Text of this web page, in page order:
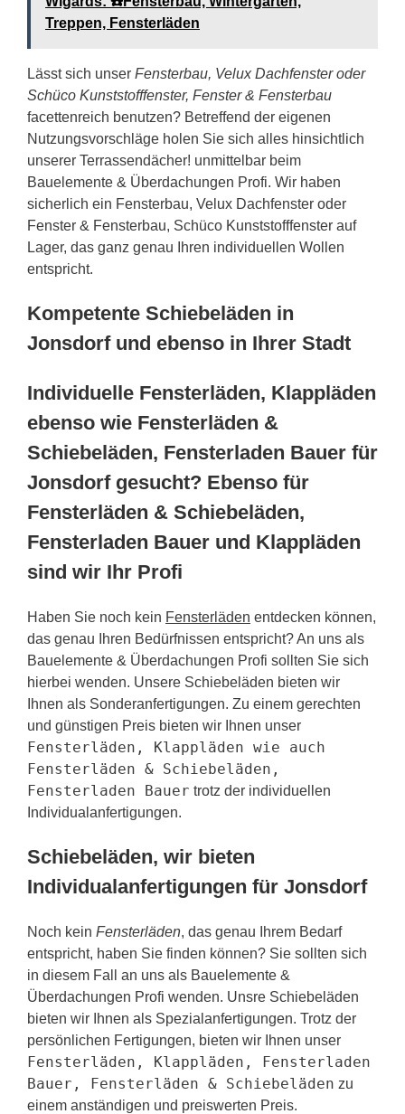
Treppen, Fensterläden
Lässt sich unser Fensterbau, Velux Dachfenster oder
Schüco Kunststofffenster, Fenster & Fensterbau
facettenreich benutzen? Betreffend der eigenen
Nutzungsvorschläge holen Sie sich alles hinsichtlich
unserer Terrassendächer! unmittelbar beim
Bauelemente & Überdachungen Profi. Wir haben
sicherlich ein Fensterbau, Velux Dachfenster oder
Fenster & Fensterbau, Schüco Kunststofffenster auf
Lager, das ganz genau Ihren individuellen Wollen
entspricht.
Kompetente Schiebeläden in
Jonsdorf und ebenso in Ihrer Stadt
Individuelle Fensterläden, Klappläden
ebenso wie Fensterläden &
Schiebeläden, Fensterladen Bauer für
Jonsdorf gesucht? Ebenso für
Fensterläden & Schiebeläden,
Fensterladen Bauer und Klappläden
sind wir Ihr Profi
Haben Sie noch kein Fensterläden entdecken können,
das genau Ihren Bedürfnissen entspricht? An uns als
Bauelemente & Überdachungen Profi sollten Sie sich
hierbei wenden. Unsere Schiebeläden bieten wir
Ihnen als Sonderanfertigungen. Zu einem gerechten
und günstigen Preis bieten wir Ihnen unser
Fensterläden, Klappläden wie auch
Fensterläden & Schiebeläden,
Fensterladen Bauer trotz der individuellen
Individualanfertigungen.
Schiebeläden, wir bieten
Individualanfertigungen für Jonsdorf
Noch kein Fensterläden, das genau Ihrem Bedarf
entspricht, haben Sie finden können? Sie sollten sich
in diesem Fall an uns als Bauelemente &
Überdachungen Profi wenden. Unsre Schiebeläden
bieten wir Ihnen als Spezialanfertigungen. Trotz der
persönlichen Fertigungen, bieten wir Ihnen unser
Fensterläden, Klappläden, Fensterladen
Bauer, Fensterläden & Schiebeläden zu
einem anständigen und preiswerten Preis.